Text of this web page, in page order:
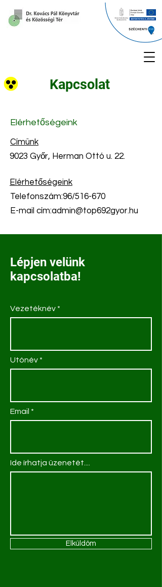
Kapcsolat
Elérhetőségeink
Címünk
9023 Győr, Herman Ottó u. 22.
Elérhetőségeink
Telefonszám:96/516-670
E-mail cím:admin@top692gyor.hu
Lépjen velünk
kapcsolatba!
Vezetéknév
Utónév
Email
Ide írhatja üzenetét....
Elküldöm